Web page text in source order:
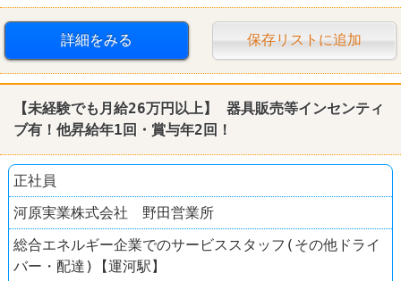
詳細をみる 保存リストに追加
【未経験でも月給26万円以上】 器具販売等インセンティ
ブ有！他昇給年1回・賞与年2回！
正社員
河原実業株式会社 野田営業所
総合エネルギー企業でのサービススタッフ(その他ドライ
バー・配達)【運河駅】